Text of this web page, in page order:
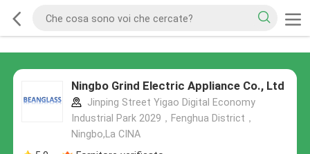
Ningbo Grind Electric Appliance Co., Ltd
Jinping Street Yigao Digital Economy
Industrial Park 2029，Fenghua District，
Ningbo,La CINA